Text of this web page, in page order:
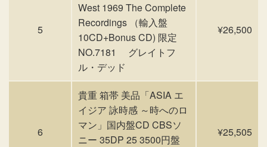
5
West 1969 The Complete
Recordings （輸入盤
10CD+Bonus CD) 限定
NO.7181 グレイトフ
ル・デッド
¥26,500
6
貴重 箱帯 美品「ASIA エ
イジア 詠時感 ～時へのロ
マン」国内盤CD CBSソ
ニー 35DP 25 3500円盤
¥25,505